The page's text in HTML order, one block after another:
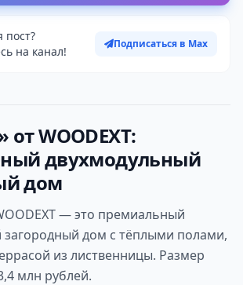
пост?
на канал!
Подписаться в Max
WOODEXT:
двухмодульный
дом
— это премиальный
загородный дом с тёплыми полами,
из лиственницы. Размер
млн рублей.